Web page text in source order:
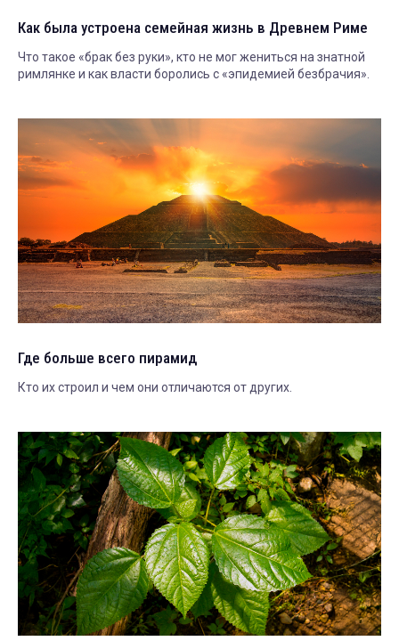
Как была устроена семейная жизнь в Древнем Риме
Что такое «брак без руки», кто не мог жениться на знатной
римлянке и как власти боролись с «эпидемией безбрачия».
Где больше всего пирамид
Кто их строил и чем они отличаются от других.